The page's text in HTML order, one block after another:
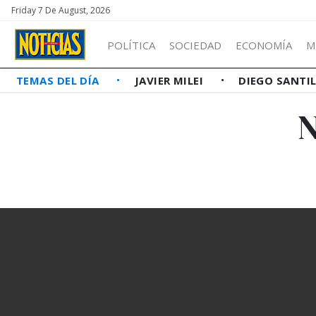
Friday 7 De August, 2026
POLÍTICA SOCIEDAD ECONOMÍA
TEMAS DEL DÍA JAVIER MILEI DIEGO